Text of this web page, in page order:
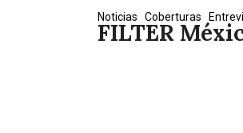
FILTER
Noticias Coberturas